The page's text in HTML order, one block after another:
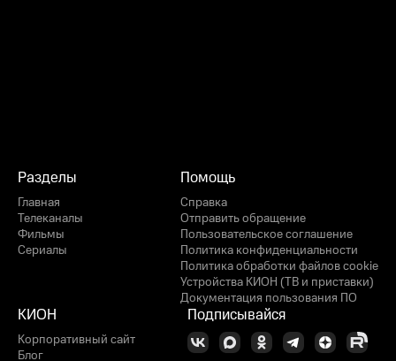
Разделы
Главная
Телеканалы
Фильмы
Сериалы
Помощь
Справка
Отправить обращение
Пользовательское соглашение
Политика конфиденциальности
Политика обработки файлов cookie
Устройства КИОН (ТВ и приставки)
Документация пользования ПО
КИОН
Корпоративный сайт
Блог
Подписывайся